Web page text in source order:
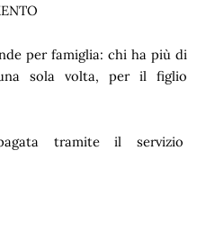
famiglia: chi ha più di
sola volta, per il figlio
tramite il servizio